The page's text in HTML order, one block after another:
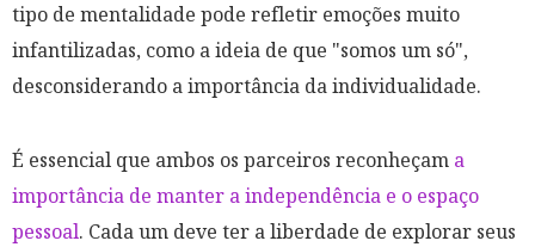
tipo de mentalidade pode refletir emoções muito
infantilizadas, como a ideia de que "somos um só",
desconsiderando a importância da individualidade.
É essencial que ambos os parceiros reconheçam a
importância de manter a independência e o espaço
pessoal. Cada um deve ter a liberdade de explorar seus